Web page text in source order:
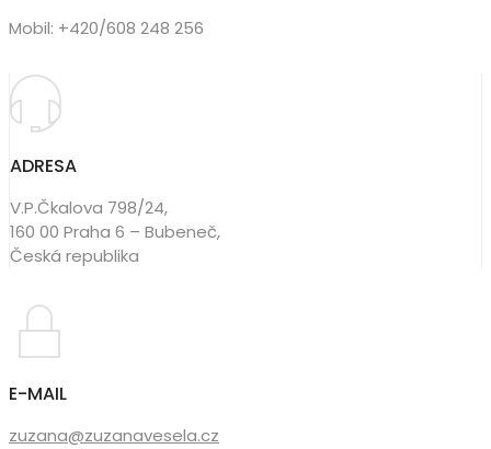
Mobil: +420/608 248 256
ADRESA
V.P.Čkalova 798/24,
160 00 Praha 6 – Bubeneč,
Česká republika
E-MAIL
zuzana@zuzanavesela.cz